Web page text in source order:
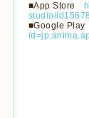
■App Store
studio/
■Google Play